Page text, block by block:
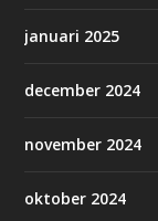
januari 2025
december 2024
november 2024
oktober 2024